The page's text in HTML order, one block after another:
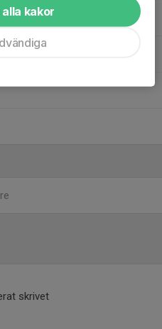
skrivet
kakor